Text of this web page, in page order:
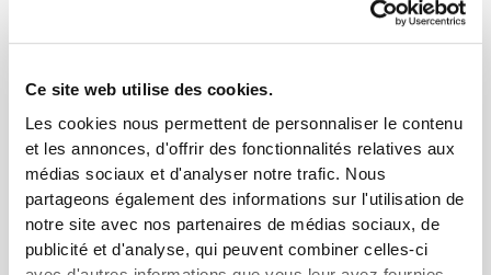
Ce site web utilise des cookies.
Les cookies nous permettent de personnaliser le contenu
et les annonces, d'offrir des fonctionnalités relatives aux
médias sociaux et d'analyser notre trafic. Nous
partageons également des informations sur l'utilisation de
notre site avec nos partenaires de médias sociaux, de
publicité et d'analyse, qui peuvent combiner celles-ci
Cet article